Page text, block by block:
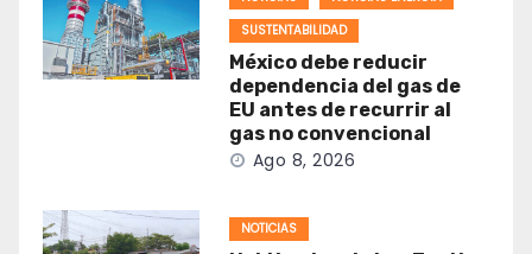
SUSTENTABILIDAD
México debe reducir
dependencia del gas de
EU antes de recurrir al
gas no convencional
Ago 8, 2026
NOTICIAS